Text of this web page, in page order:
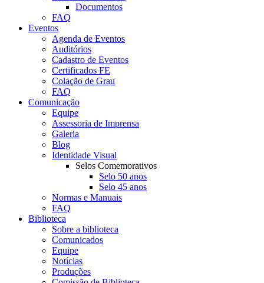
Documentos
FAQ
Eventos
Agenda de Eventos
Auditórios
Cadastro de Eventos
Certificados FE
Colação de Grau
FAQ
Comunicação
Equipe
Assessoria de Imprensa
Galeria
Blog
Identidade Visual
Selos Comemorativos
Selo 50 anos
Selo 45 anos
Normas e Manuais
FAQ
Biblioteca
Sobre a biblioteca
Comunicados
Equipe
Notícias
Produções